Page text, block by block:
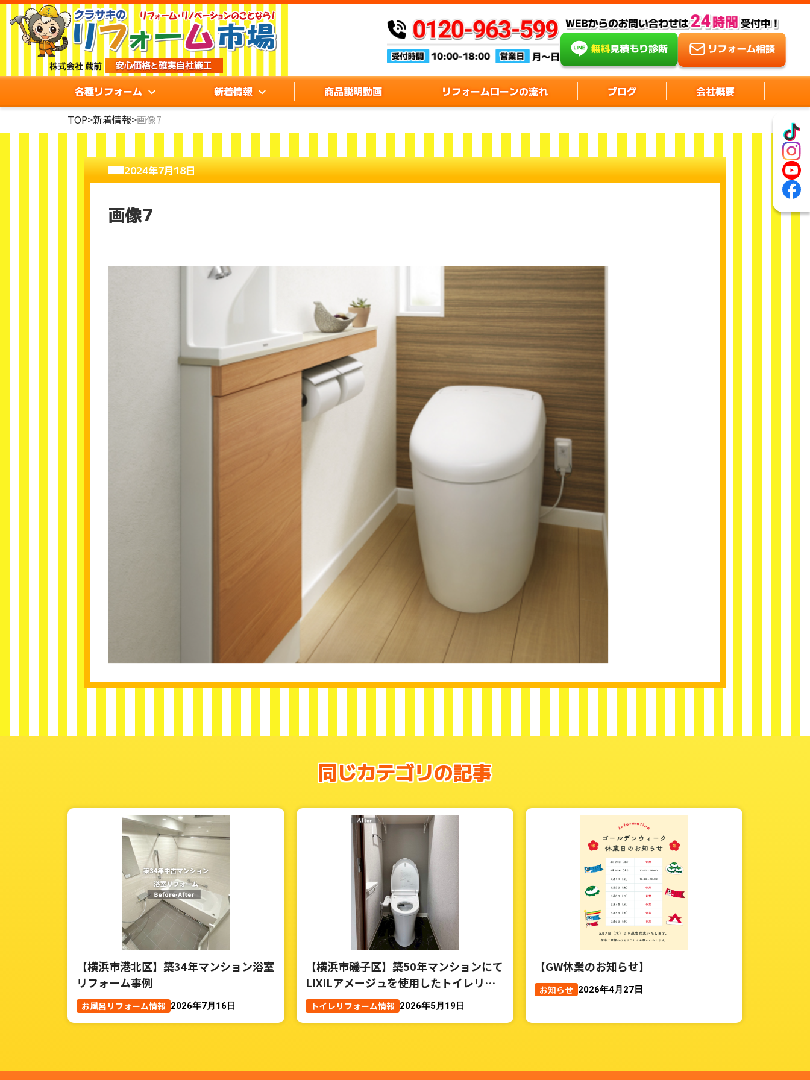
各種リフォーム 新着情報 商品説明動画 リフォームローンの流れ ブログ
会社概要
TOP>新着情報>画像7
2024年7月18日
画像7
同じカテゴリの記事
【横浜市港北区】築34年マンション浴室
リフォーム事例
お風呂リフォーム情報 2026年7月16日
【横浜市磯子区】築50年マンションにて
LIXILアメージュを使用したトイレリフ
ォーム事例
トイレリフォーム情報 2026年5月19日
【GW休業のお知らせ】
お知らせ 2026年4月27日